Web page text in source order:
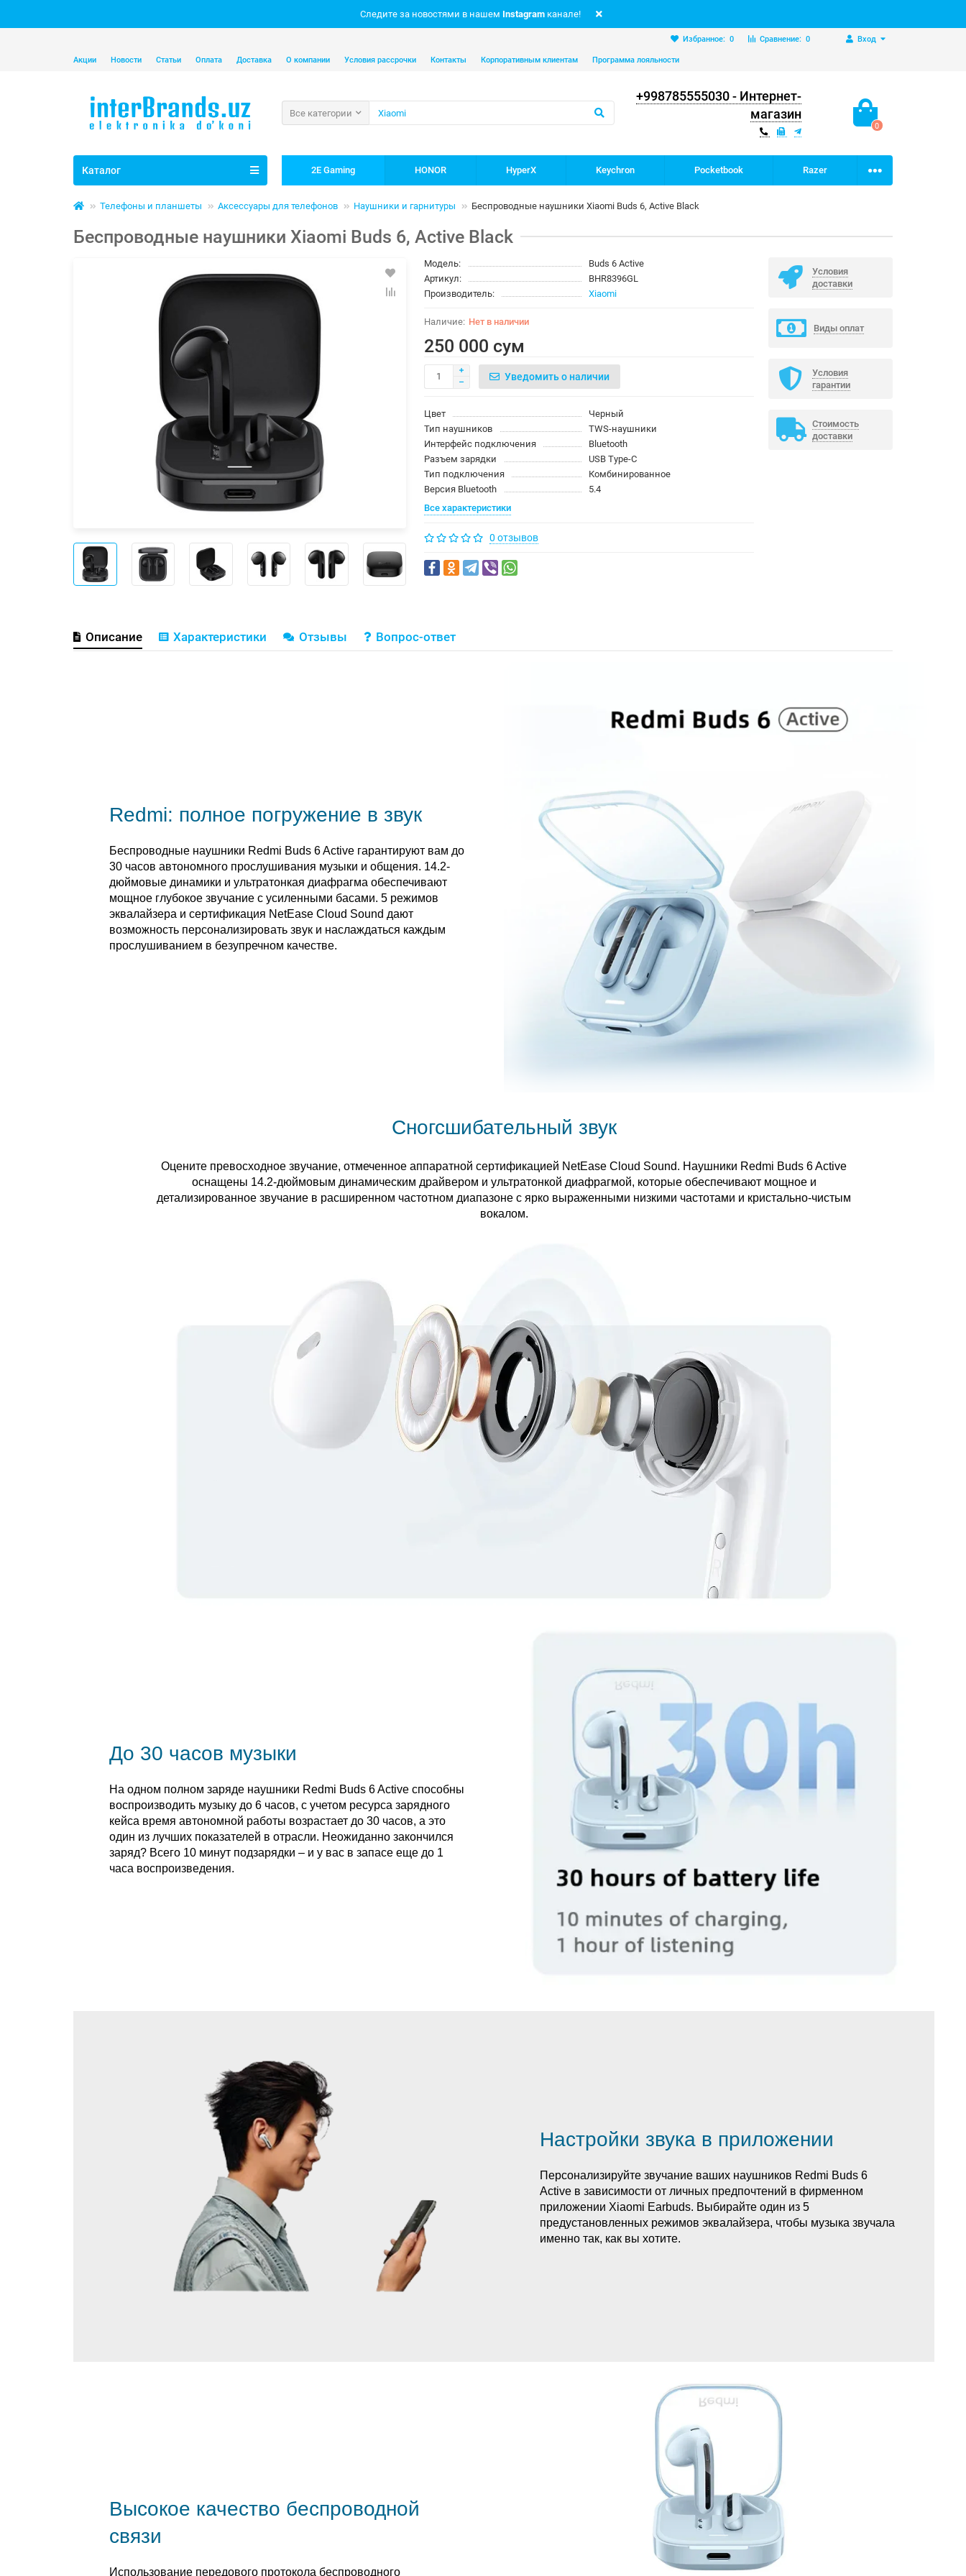
Следите за новостями в нашем Instagram канале!
Вход
Сравнение: 0
Избранное: 0
Акции Новости Статьи Оплата Доставка О компании Условия рассрочки Контакты Корпоративным клиентам Программа лояльности
+998785555030 - Интернет-
магазин
0
Все категории
Каталог 2E Gaming HONOR HyperX Keychron Pocketbook Razer
Телефоны и планшеты Аксессуары для телефонов Наушники и гарнитуры Беспроводные наушники Xiaomi Buds 6, Active Black
Беспроводные наушники Xiaomi Buds 6, Active Black
Модель:
Buds 6 Active
Артикул:
BHR8396GL
Производитель:
Xiaomi
Нет в наличии
250 000 сум
Уведомить о наличии
Цвет
Черный
Тип наушников
TWS-наушники
Интерфейс подключения
Bluetooth
Разъем зарядки
USB Type-C
Тип подключения
Комбинированное
Версия Bluetooth
5.4
Все характеристики
0 отзывов
Условия
доставки
Виды оплат
Условия
гарантии
Стоимость
доставки
Описание Характеристики Отзывы Вопрос-ответ
Redmi: полное погружение в звук
Беспроводные наушники Redmi Buds 6 Active гарантируют вам до
30 часов автономного прослушивания музыки и общения. 14.2-
дюймовые динамики и ультратонкая диафрагма обеспечивают
мощное глубокое звучание с усиленными басами. 5 режимов
эквалайзера и сертификация NetEase Cloud Sound дают
возможность персонализировать звук и наслаждаться каждым
прослушиванием в безупречном качестве.
Сногсшибательный звук
Оцените превосходное звучание, отмеченное аппаратной сертификацией NetEase Cloud Sound. Наушники Redmi Buds 6 Active
оснащены 14.2-дюймовым динамическим драйвером и ультратонкой диафрагмой, которые обеспечивают мощное и
детализированное звучание в расширенном частотном диапазоне с ярко выраженными низкими частотами и кристально-чистым
вокалом.
До 30 часов музыки
На одном полном заряде наушники Redmi Buds 6 Active способны
воспроизводить музыку до 6 часов, с учетом ресурса зарядного
кейса время автономной работы возрастает до 30 часов, а это
один из лучших показателей в отрасли. Неожиданно закончился
заряд? Всего 10 минут подзарядки – и у вас в запасе еще до 1
часа воспроизведения.
Настройки звука в приложении
Персонализируйте звучание ваших наушников Redmi Buds 6
Active в зависимости от личных предпочтений в фирменном
приложении Xiaomi Earbuds. Выбирайте один из 5
предустановленных режимов эквалайзера, чтобы музыка звучала
именно так, как вы хотите.
Высокое качество беспроводной
связи
Использование передового протокола беспроводного